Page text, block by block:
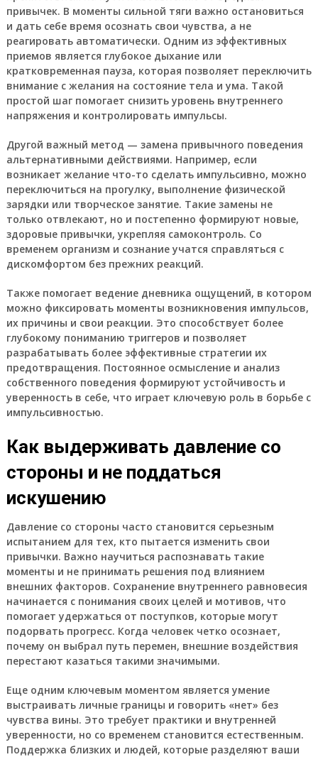
привычек. В моменты сильной тяги важно остановиться
и дать себе время осознать свои чувства, а не
реагировать автоматически. Одним из эффективных
приемов является глубокое дыхание или
кратковременная пауза, которая позволяет переключить
внимание с желания на состояние тела и ума. Такой
простой шаг помогает снизить уровень внутреннего
напряжения и контролировать импульсы.
Другой важный метод — замена привычного поведения
альтернативными действиями. Например, если
возникает желание что-то сделать импульсивно, можно
переключиться на прогулку, выполнение физической
зарядки или творческое занятие. Такие замены не
только отвлекают, но и постепенно формируют новые,
здоровые привычки, укрепляя самоконтроль. Со
временем организм и сознание учатся справляться с
дискомфортом без прежних реакций.
Также помогает ведение дневника ощущений, в котором
можно фиксировать моменты возникновения импульсов,
их причины и свои реакции. Это способствует более
глубокому пониманию триггеров и позволяет
разрабатывать более эффективные стратегии их
предотвращения. Постоянное осмысление и анализ
собственного поведения формируют устойчивость и
уверенность в себе, что играет ключевую роль в борьбе с
импульсивностью.
Как выдерживать давление со
стороны и не поддаться
искушению
Давление со стороны часто становится серьезным
испытанием для тех, кто пытается изменить свои
привычки. Важно научиться распознавать такие
моменты и не принимать решения под влиянием
внешних факторов. Сохранение внутреннего равновесия
начинается с понимания своих целей и мотивов, что
помогает удержаться от поступков, которые могут
подорвать прогресс. Когда человек четко осознает,
почему он выбрал путь перемен, внешние воздействия
перестают казаться такими значимыми.
Еще одним ключевым моментом является умение
выстраивать личные границы и говорить «нет» без
чувства вины. Это требует практики и внутренней
уверенности, но со временем становится естественным.
Поддержка близких и людей, которые разделяют ваши